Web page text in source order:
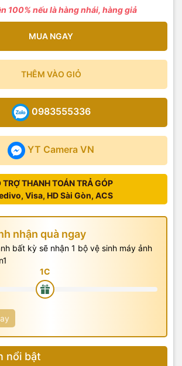
100% nếu là hàng nhái, hàng giả
MUA NGAY
THÊM VÀO GIỎ
YT Camera VN
0983555336
TRỢ THANH TOÁN TRẢ GÓP
Visa, HD Sài Gòn, ACS
nhận quà ngay
bất kỳ sẽ nhận 1 bộ vệ sinh máy ảnh
nổi bật